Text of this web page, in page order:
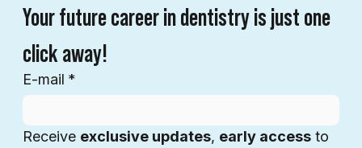
Your future career in dentistry is just one
click away!
E-mail *
Receive exclusive updates, early access to